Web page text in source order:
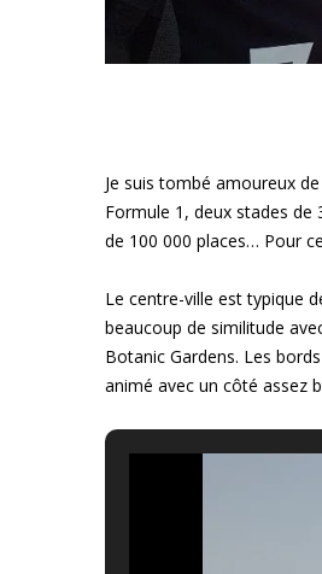
Je suis tombé amoureux
Formule 1, deux stades de
de 100 000 places… Pour
Le centre-ville est typique
beaucoup de similitude
Botanic Gardens. Les
animé avec un côté assez